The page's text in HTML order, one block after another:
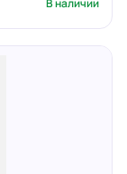
В наличии